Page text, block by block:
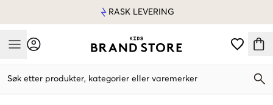
RASK LEVERING
Mobile Menu
Søk etter produkter, kategorier eller varemerker